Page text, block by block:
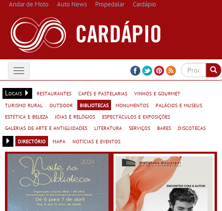
Andar de Moto Auto News Propedalar Cardápio
Toggle
navigation
Locais
restaurantes cafés e pastelarias
vinhos e gourmet
turismo rural
outdoor bibliotecas monumentos
palácios e museus
estética e beleza
jóias e relógios
espectáculos e exposições
galerias de arte e antiguidades
literatura serviços bares
discotecas
directório
mapa notícias e eventos